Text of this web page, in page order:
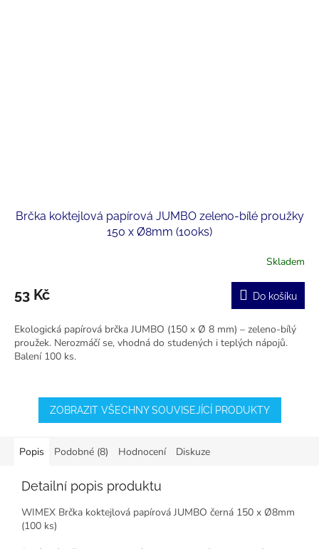
Brčka koktejlová papírová JUMBO zeleno-bílé proužky
150 x Ø8mm (100ks)
Skladem
53 Kč Do košíku
Ekologická papírová brčka JUMBO (150 x Ø 8 mm) – zeleno-bílý
proužek. Nerozmáčí se, vhodná do studených i teplých nápojů.
Balení 100 ks.
ZOBRAZIT VŠECHNY SOUVISEJÍCÍ PRODUKTY
Popis Podobné (8) Hodnocení Diskuze
Detailní popis produktu
WIMEX Brčka koktejlová papírová JUMBO černá 150 x Ø8mm
(100 ks)